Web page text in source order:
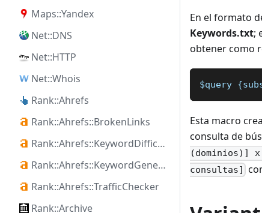
Maps::Yandex
Net::DNS
Net::HTTP
Net::Whois
Rank::Ahrefs
Rank::Ahrefs::BrokenLinks
Rank::Ahrefs::KeywordDifficulty
Rank::Ahrefs::KeywordGenerator
Rank::Ahrefs::TrafficChecker
Rank::Archive
En el formato
Keywords.txt;
obtener como
$query
Esta macro
consulta de
(dominios)]
consultas]